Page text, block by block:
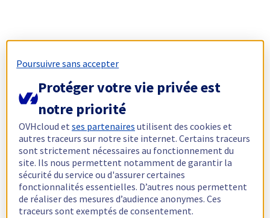
Poursuivre sans accepter
Protéger votre vie privée est
notre priorité
OVHcloud etses partenaires utilisent des cookies et
autres traceurs sur notre site internet. Certains traceurs
sont strictement nécessaires au fonctionnement du
site. Ils nous permettent notamment de garantir la
sécurité du service ou d'assurer certaines
fonctionnalités essentielles. D’autres nous permettent
de réaliser des mesures d’audience anonymes. Ces
traceurs sont exemptés de consentement.